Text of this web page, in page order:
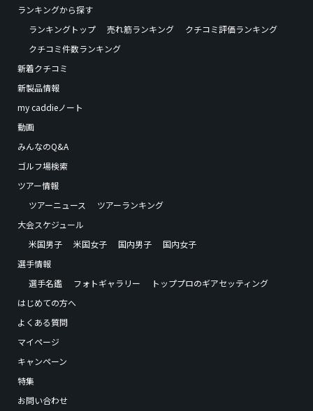
ランキングから探す
ランキングトップ
売れ筋ランキング
クチコミ評価ランキング
クチコミ件数ランキング
新着クチコミ
新製品情報
my caddieノート
動画
みんなのQ&A
ゴルフ場検索
ツアー情報
ツアーニュース
ツアーランキング
大会スケジュール
米国男子
米国女子 国内男子
国内女子
選手情報
選手名鑑
フォトギャラリー
トッププロのギアセッティング
はじめての方へ
よくある質問
マイページ
キャンペーン
特集
お問い合わせ